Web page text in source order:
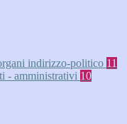
indirizzo-politico 11
- amministrativi 10